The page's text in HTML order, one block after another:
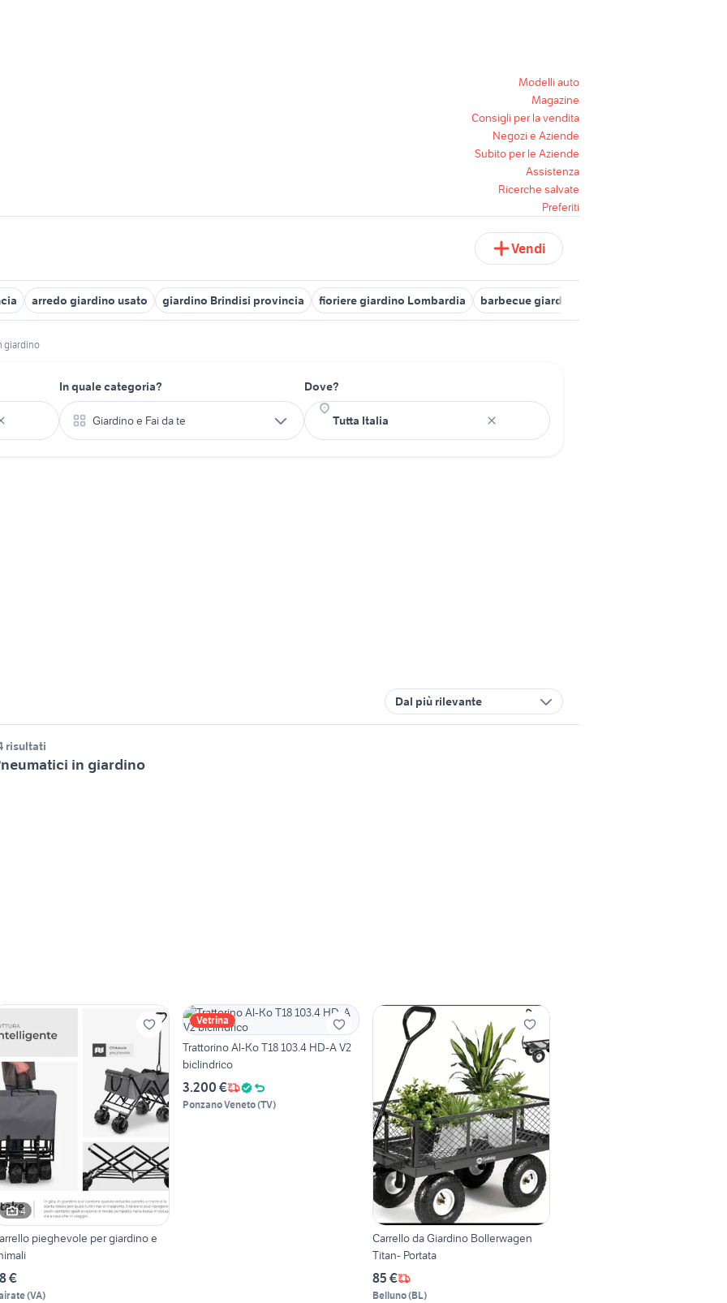
Modelli auto
Magazine
Consigli per la vendita
Negozi e Aziende
Subito per le Aziende
Assistenza
Ricerche salvate
Preferiti
Vendi
arredo giardino usato giardino Brindisi provincia fioriere giardino Lombardia barbecue giardino Campania
giardino
In quale categoria?
Giardino e Fai da te
Dove?
Dal più rilevante
risultati
in giardino
4
pieghevole per giardino e
€
(VA)
Vetrina
Trattorino Al-Ko T18 103.4 HD-A V2
biclindrico
3.200 €
Ponzano Veneto(TV)
Carrello da Giardino Bollerwagen
Titan- Portata
85 €
Belluno(BL)